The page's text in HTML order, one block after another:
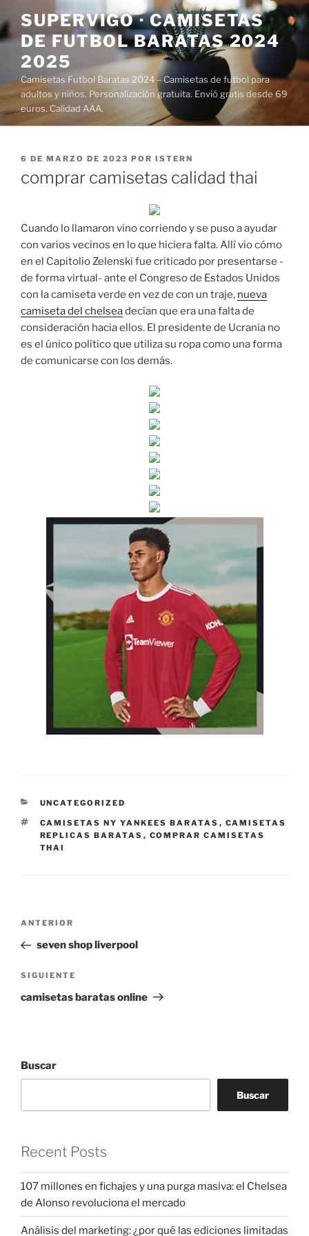
al
contenido
SUPERVIGO · CAMISETAS
DE FUTBOL BARATAS 2024
2025
Camisetas Futbol Baratas 2024 – Camisetas de futbol para
adultos y niños. Personalización gratuita. Envió gratis desde 69
euros. Calidad AAA.
PUBLICADO
6 DE MARZO DE 2023 POR ISTERN
comprar camisetas calidad thai
Cuando lo llamaron vino corriendo y se puso a ayudar
con varios vecinos en lo que hiciera falta. Allí vio cómo
en el Capitolio Zelenski fue criticado por presentarse -
de forma virtual- ante el Congreso de Estados Unidos
con la camiseta verde en vez de con un traje, nueva
camiseta del chelseadecían que era una falta de
consideración hacia ellos. El presidente de Ucrania no
es el único político que utiliza su ropa como una forma
de comunicarse con los demás.
CATEGORÍAS
UNCATEGORIZED
ETIQUETAS
CAMISETAS NY YANKEES BARATAS , CAMISETAS
REPLICAS BARATAS , COMPRAR CAMISETAS
THAI
Navegación
entradas
Entrada
anterior:
ANTERIOR
seven shop liverpool
Siguiente
entrada
SIGUIENTE
camisetas baratas online
Buscar
Buscar
Recent Posts
107 millones en fichajes y una purga masiva: el Chelsea
de Alonso revoluciona el mercado
Análisis del marketing: ¿por qué las ediciones limitadas